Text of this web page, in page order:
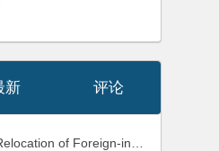
新 评论
of Foreign-invested Enterprises